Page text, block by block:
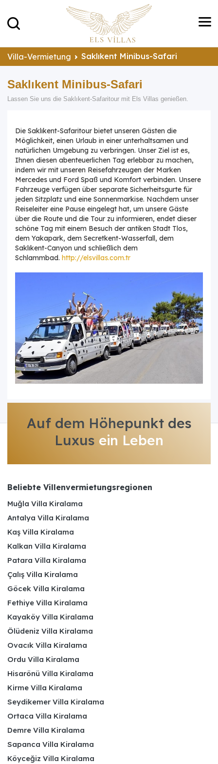
Villa-Vermietung Saklıkent Minibus-Safari
Saklıkent Minibus-Safari
Lassen Sie uns die Saklıkent-Safaritour mit Els Villas genießen.
Die Saklıkent-Safaritour bietet unseren Gästen die
Möglichkeit, einen Urlaub in einer unterhaltsamen und
natürlichen Umgebung zu verbringen. Unser Ziel ist es,
Ihnen diesen abenteuerlichen Tag erlebbar zu machen,
indem wir mit unseren Reisefahrzeugen der Marken
Mercedes und Ford Spaß und Komfort verbinden. Unsere
Fahrzeuge verfügen über separate Sicherheitsgurte für
jeden Sitzplatz und eine Sonnenmarkise. Nachdem unser
Reiseleiter eine Pause eingelegt hat, um unsere Gäste
über die Route und die Tour zu informieren, endet dieser
schöne Tag mit einem Besuch der antiken Stadt Tlos,
dem Yakapark, dem Secretkent-Wasserfall, dem
Saklıkent-Canyon und schließlich dem
Schlammbad. http://elsvillas.com.tr
Auf dem Höhepunkt des
Luxus ein Leben
Beliebte Villenvermietungsregionen
Muğla Villa Kiralama
Antalya Villa Kiralama
Kaş Villa Kiralama
Kalkan Villa Kiralama
Patara Villa Kiralama
Çalış Villa Kiralama
Göcek Villa Kiralama
Fethiye Villa Kiralama
Kayaköy Villa Kiralama
Ölüdeniz Villa Kiralama
Ovacık Villa Kiralama
Ordu Villa Kiralama
Hisarönü Villa Kiralama
Kirme Villa Kiralama
Seydikemer Villa Kiralama
Ortaca Villa Kiralama
Demre Villa Kiralama
Sapanca Villa Kiralama
Köyceğiz Villa Kiralama